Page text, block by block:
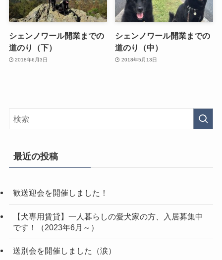
シェンノワール開業までの
道のり（下）
2018年6月3日
シェンノワール開業までの
道のり（中）
2018年5月13日
最近の投稿
歓送迎会を開催しました！
【犬専用賃貸】一人暮らしの愛犬家の方、入居募集中
です！（2023年6月～）
送別会を開催しました（涙）